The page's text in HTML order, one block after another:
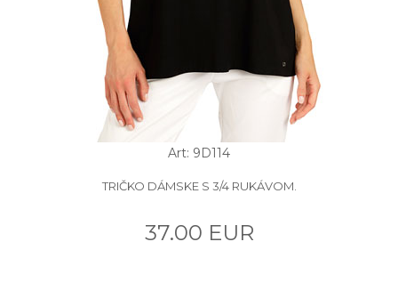
Art: 9D114
TRIČKO DÁMSKE S 3/4 RUKÁVOM.
37.00 EUR